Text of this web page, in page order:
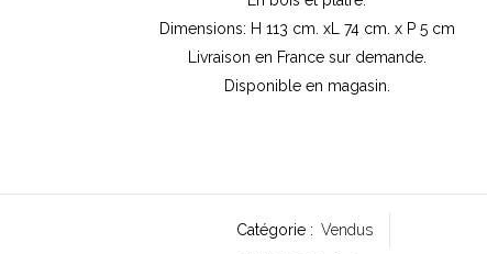
Dimensions: H 113 cm. xL 74 cm. x P 5 cm
Livraison en France sur demande.
Disponible en magasin.
Catégorie : Vendus